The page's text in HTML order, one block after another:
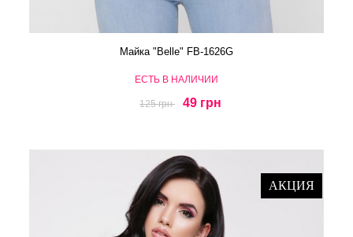
Майка "Belle" FB-1626G
ЕСТЬ В НАЛИЧИИ
125 грн 49 грн
АКЦИЯ